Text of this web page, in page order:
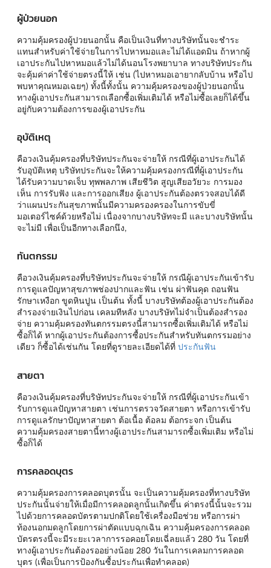
ผู้ป่วยนอก
ความคุ้มครองผู้ปวยนอกนั้น คือเป็นเงินที่ทางบริษัทนั้นจะชำระ
แทนสำหรับค่าใช้จ่ายในการไปหาหมอและไม่ได้แอดมิน ถ้าหากผู้
เอาประกันไปหาหมอแล้วไม่ได้นอนโรงพยาบาล ทางบริษัทประกัน
จะคุ้มค่าค่าใช้จ่ายตรงนี้ให้ เช่น (ไปหาหมอเอายากลับบ้าน หรือไป
พบหาคุณหมอเฉยๆ) ทั้งนี้ทั้งนั้น ความคุ้มครองของผู้ป่วยนอกนั้น
ทางผู้เอาประกันสามารถเลือกซื้อเพิ่มเติมได้ หรือไม่ซื้อเลยก็ได้ขึ้น
อยู่กับความต้องการของผู้เอาประกัน
อุบัติเหตุ
คือวงเงินคุ้มครองที่บริษัทประกันจะจ่ายให้ กรณีที่ผู้เอาประกันได้
รับอุบัติเหตุ บริษัทประกันจะให้ความคุ้มครองกรณีที่ผู้เอาประกัน
ได้รับความบาดเจ็บ ทุพพลภาพ เสียชีวิต สูญเสียอวัยวะ การมอง
เห็น การรับฟัง และการออกเสียง ผู้เอาประกันต้องตรวจสอบได้ดี
ว่าแผนประกันสุขภาพนั้นมีความครองครองในการขับขี่
มอเตอร์ไซค์ด้วยหรือไม่ เนื่องจากบางบริษัทจะมี และบางบริษัทนั้น
จะไม่มี เพื่อเป็นอีกทางเลือกนึง,
ทันตกรรม
คือวงเงินคุ้มครองที่บริษัทประกันจะจ่ายให้ กรณีผู้เอาประกันเข้ารับ
การดูแลปัญหาสุขภาพช่องปากและฟัน เช่น ผ่าฟันคุด ถอนฟัน
รักษาเหงือก ขูดหินปูน เป็นต้น ทั้งนี้ บางบริษัทต้องผู้เอาประกันต้อง
สำรองจ่ายเงินไปก่อน เคลมทีหลัง บางบริษัทไม่จำเป็นต้องสำรอง
จ่าย ความคุ้มครองทันตกรรมตรงนี้สามารถซื้อเพิ่มเติมได้ หรือไม่
ซื้อก็ได้ หากผู้เอาประกันต้องการซื้อประกันสำหรับทันตกรรมอย่าง
เดียว ก็ซื้อได้เช่นกัน โดยที่ดูรายละเอียดได้ที่ ประกันฟัน
สายตา
คือวงเงินคุ้มครองที่บริษัทประกันจะจ่ายให้ กรณีที่ผู้เอาประกันเข้า
รับการดูแลปัญหาสายตา เช่นการตรวจวัดสายตา หรือการเข้ารับ
การดูแลรักษาปัญหาสายตา ต้อเนื้อ ต้อลม ต้อกระจก เป็นต้น
ความคุ้มครองสายตานี้ทางผู้เอาประกันสามารถซื้อเพิ่มเติม หรือไม่
ซื้อก็ได้
การคลอดบุตร
ความคุ้มครองการคลอดบุตรนั้น จะเป็นความคุ้มครองที่ทางบริษัท
ประกันนั้นจ่ายให้เมื่อมีการคลอดลูกนั้นเกิดขึ้น ค่าตรงนี้นั้นจะรวม
ไปด้วยการคลอดบัตรตามปกติโดยใช้เครื่องมือช่วย หรือการผ่า
ท้องนอกมดลูกโดยการผ่าตัดแบบฉุกเฉิน ความคุ้มครองการคลอด
บัตรตรงนี้จะมีระยะเวลาการรอคอยโดยเฉี่ลยแล้ว 280 วัน โดยที่
ทางผู้เอาประกันต้องรออย่างน้อย 280 วันในการเคลมการคลอด
บุตร (เพื่อเป็นการป้องกันซื้อประกันเพื่อทำคลอด)